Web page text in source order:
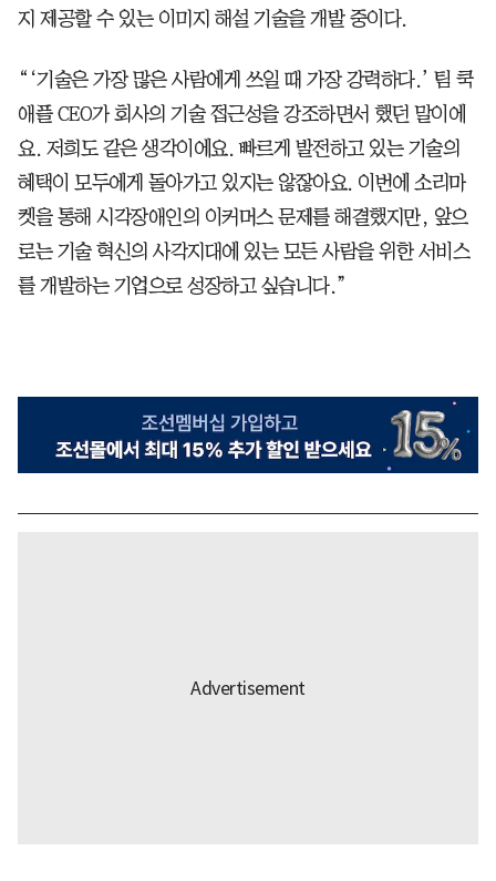
지 제공할 수 있는 이미지 해설 기술을 개발 중이다.
“‘기술은 가장 많은 사람에게 쓰일 때 가장 강력하다.’ 팀 쿡
애플 CEO가 회사의 기술 접근성을 강조하면서 했던 말이에
요. 저희도 같은 생각이에요. 빠르게 발전하고 있는 기술의
혜택이 모두에게 돌아가고 있지는 않잖아요. 이번에 소리마
켓을 통해 시각장애인의 이커머스 문제를 해결했지만, 앞으
로는 기술 혁신의 사각지대에 있는 모든 사람을 위한 서비스
를 개발하는 기업으로 성장하고 싶습니다.”